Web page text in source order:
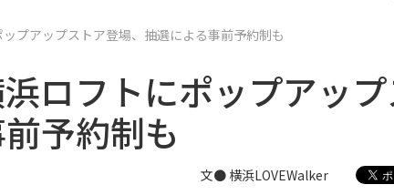
プアップストア登場、抽選による事前予約制も
ロフトにポップアッ
予約制も
文● 横浜LOVEWalker